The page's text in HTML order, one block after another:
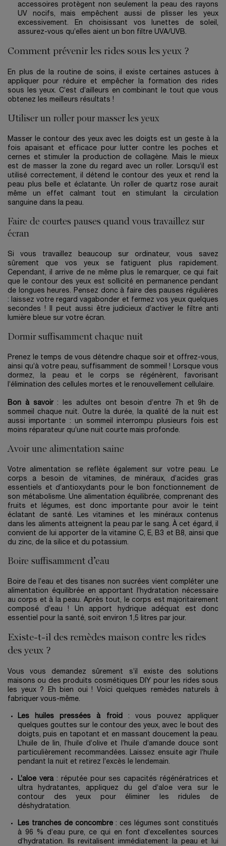
accessoires protègent non seulement la peau des rayons
UV nocifs, mais empêchent aussi de plisser les yeux
excessivement. En choisissant vos lunettes de soleil,
assurez-vous qu’elles aient un bon filtre UVA/UVB.
Comment prévenir les rides sous les yeux ?
En plus de la routine de soins, il existe certaines astuces à
appliquer pour réduire et empêcher la formation des rides
sous les yeux. C’est d’ailleurs en combinant le tout que vous
obtenez les meilleurs résultats !
Utiliser un roller pour masser les yeux
Masser le contour des yeux avec les doigts est un geste à la
fois apaisant et efficace pour lutter contre les poches et
cernes et stimuler la production de collagène. Mais le mieux
est de masser la zone du regard avec un roller. Lorsqu’il est
utilisé correctement, il détend le contour des yeux et rend la
peau plus belle et éclatante. Un roller de quartz rose aurait
même un effet calmant tout en stimulant la circulation
sanguine dans la peau.
Faire de courtes pauses quand vous travaillez sur
écran
Si vous travaillez beaucoup sur ordinateur, vous savez
sûrement que vos yeux se fatiguent plus rapidement.
Cependant, il arrive de ne même plus le remarquer, ce qui fait
que le contour des yeux est sollicité en permanence pendant
de longues heures. Pensez donc à faire des pauses régulières
: laissez votre regard vagabonder et fermez vos yeux quelques
secondes ! Il peut aussi être judicieux d’activer le filtre anti
lumière bleue sur votre écran.
Dormir suffisamment chaque nuit
Prenez le temps de vous détendre chaque soir et offrez-vous,
ainsi qu’à votre peau, suffisamment de sommeil ! Lorsque vous
dormez, la peau et le corps se régénèrent, favorisant
l’élimination des cellules mortes et le renouvellement cellulaire.
Bon à savoir: les adultes ont besoin d’entre 7h et 9h de
sommeil chaque nuit. Outre la durée, la qualité de la nuit est
aussi importante : un sommeil interrompu plusieurs fois est
moins réparateur qu’une nuit courte mais profonde.
Avoir une alimentation saine
Votre alimentation se reflète également sur votre peau. Le
corps a besoin de vitamines, de minéraux, d’acides gras
essentiels et d’antioxydants pour le bon fonctionnement de
son métabolisme. Une alimentation équilibrée, comprenant des
fruits et légumes, est donc importante pour avoir le teint
éclatant de santé. Les vitamines et les minéraux contenus
dans les aliments atteignent la peau par le sang. À cet égard, il
convient de lui apporter de la vitamine C, E, B3 et B8, ainsi que
du zinc, de la silice et du potassium.
Boire suffisamment d’eau
Boire de l’eau et des tisanes non sucrées vient compléter une
alimentation équilibrée en apportant l’hydratation nécessaire
au corps et à la peau. Après tout, le corps est majoritairement
composé d’eau ! Un apport hydrique adéquat est donc
essentiel pour la santé, soit environ 1,5 litres par jour.
Existe-t-il des remèdes maison contre les rides
des yeux ?
Vous vous demandez sûrement s’il existe des solutions
maisons ou des produits cosmétiques DIY pour les rides sous
les yeux ? Eh bien oui ! Voici quelques remèdes naturels à
fabriquer vous-même.
Les huiles pressées à froid : vous pouvez appliquer
quelques gouttes sur le contour des yeux, avec le bout des
doigts, puis en tapotant et en massant doucement la peau.
L’huile de lin, l’huile d’olive et l’huile d’amande douce sont
particulièrement recommandées. Laissez ensuite agir l’huile
pendant la nuit et retirez l’excès le lendemain.
L’aloe vera : réputée pour ses capacités régénératrices et
ultra hydratantes, appliquez du gel d’aloe vera sur le
contour des yeux pour éliminer les ridules de
déshydratation.
Les tranches de concombre : ces légumes sont constitués
à 96 % d’eau pure, ce qui en font d’excellentes sources
d’hydratation. Ils revitalisent immédiatement la peau et lui